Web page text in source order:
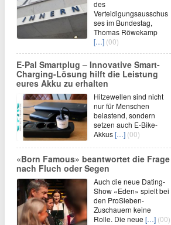
des
Verteidigungsausschus
ses im Bundestag,
Thomas Röwekamp
[…] (00)
E-Pal Smartplug – Innovative Smart-
Charging-Lösung hilft die Leistung
eures Akku zu erhalten
Hitzewellen sind nicht
nur für Menschen
belastend, sondern
setzen auch E-Bike-
Akkus[…] (00)
«Born Famous» beantwortet die Frage
nach Fluch oder Segen
Auch die neue Dating-
Show «Eden» spielt bei
den ProSieben-
Zuschauern keine
Rolle. Die neue […] (00)